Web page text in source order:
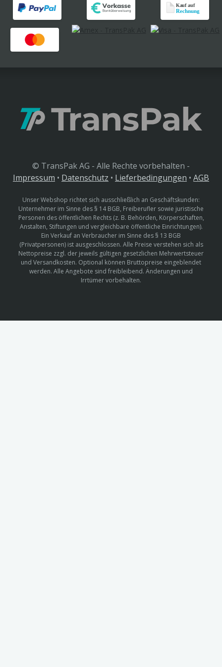
© TransPak AG - Alle Rechte vorbehalten -
Impressum • Datenschutz • Lieferbedingungen • AGB
Unser Webshop richtet sich ausschließlich an Geschäftskunden:
Unternehmer im Sinne des § 14 BGB, Freiberufler sowie juristische
Personen des öffentlichen Rechts (z. B. Behörden, Körperschaften,
Anstalten, Stiftungen und vergleichbare öffentliche Einrichtungen).
Ein Verkauf an Verbraucher im Sinne des § 13 BGB
(Privatpersonen) ist ausgeschlossen. Alle Preise verstehen sich als
Nettopreise zzgl. der jeweils gültigen gesetzlichen Mehrwertsteuer
und Versandkosten. Optional können Bruttopreise eingeblendet
werden. Alle Angebote sind freibleibend. Änderungen und
Irrtümer vorbehalten.